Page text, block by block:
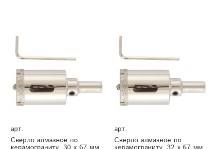
арт.
Сверло алмазное по
арт.
Сверло алмазное по